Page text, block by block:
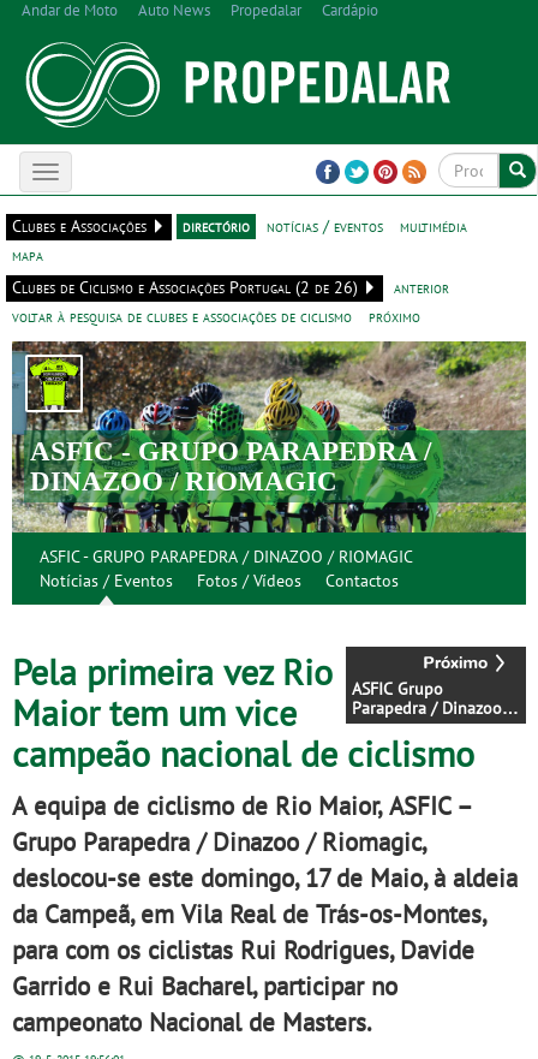
Andar de Moto Auto News Propedalar Cardápio
Toggle
navigation
Clubes e Associações
directório notícias / eventos
multimédia
mapa
Clubes de Ciclismo e Associações Portugal (2 de 26)
anterior
voltar à pesquisa de clubes e associações de ciclismo
próximo
ASFIC - GRUPO PARAPEDRA /
DINAZOO / RIOMAGIC
ASFIC - GRUPO PARAPEDRA / DINAZOO / RIOMAGIC
Notícias / Eventos
Fotos / Vídeos Contactos
ASFIC Grupo
Parapedra / Dinazoo /
Riomagic brilhou no
circuito de Vila Chã de
Ourique
Pela primeira vez Rio
Maior tem um vice
campeão nacional de ciclismo
A equipa de ciclismo de Rio Maior, ASFIC –
Grupo Parapedra / Dinazoo / Riomagic,
deslocou-se este domingo, 17 de Maio, à aldeia
da Campeã, em Vila Real de Trás-os-Montes,
para com os ciclistas Rui Rodrigues, Davide
Garrido e Rui Bacharel, participar no
campeonato Nacional de Masters.